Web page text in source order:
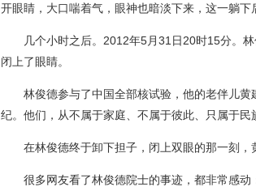
开眼睛，大口喘着气，眼神也暗淡下来，这一躺
几个小时之后。2012年5月31日20时15分。林
闭上了眼睛。
林俊德参与了中国全部核试验，他的老伴儿黄
纪。他们，从不属于家庭、不属于彼此、只属于民
在林俊德终于卸下担子，闭上双眼的那一刻，
很多网友看了林俊德院士的事迹，都非常感动